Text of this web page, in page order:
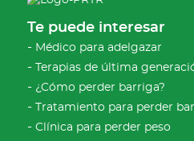
Te puede interesar
Médico para adelgazar
Terapias de última
¿Cómo perder barriga?
Tratamiento para perder
Clínica para perder peso